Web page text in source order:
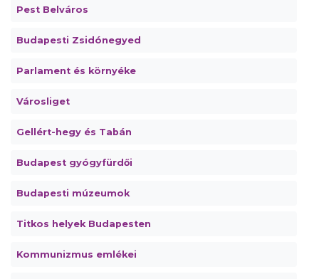
Pest Belváros
Budapesti Zsidónegyed
Parlament és környéke
Városliget
Gellért-hegy és Tabán
Budapest gyógyfürdői
Budapesti múzeumok
Titkos helyek Budapesten
Kommunizmus emlékei